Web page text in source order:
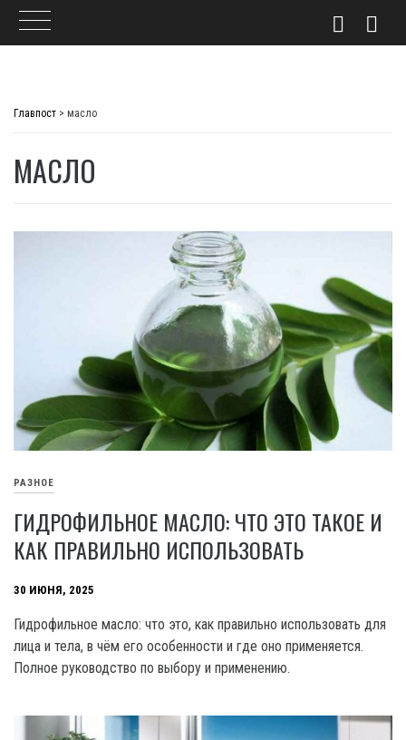
Главпост > масло
МАСЛО
РАЗНОЕ
ГИДРОФИЛЬНОЕ МАСЛО: ЧТО ЭТО ТАКОЕ И
КАК ПРАВИЛЬНО ИСПОЛЬЗОВАТЬ
30 ИЮНЯ, 2025
Гидрофильное масло: что это, как правильно использовать для
лица и тела, в чём его особенности и где оно применяется.
Полное руководство по выбору и применению.